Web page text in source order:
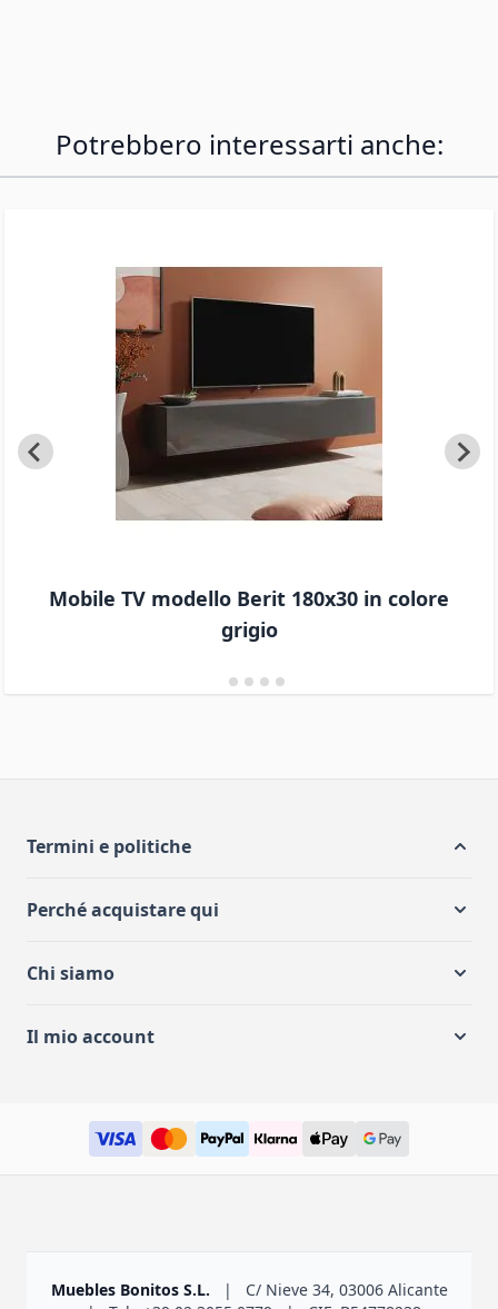
Potrebbero interessarti anche:
Mobile TV modello Berit 180x30 in colore
grigio
Termini e politiche
Perché acquistare qui
Chi siamo
Il mio account
Muebles Bonitos S.L. |
C/ Nieve 34, 03006 Alicante